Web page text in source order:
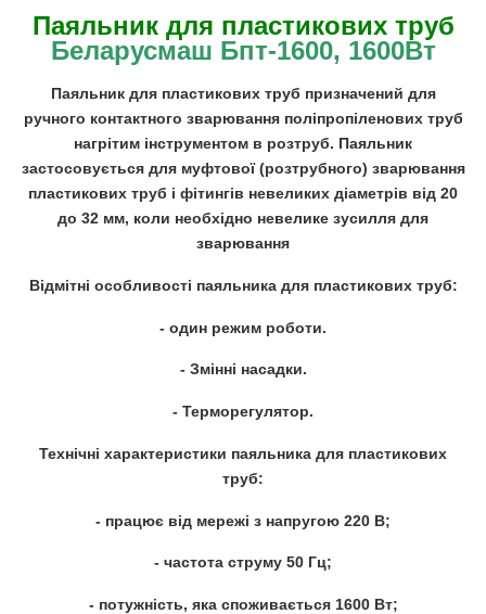
Паяльник для пластикових труб
Беларусмаш Бпт-1600, 1600Вт
Паяльник для пластикових труб призначений для
ручного контактного зварювання поліпропіленових труб
нагрітим інструментом в розтруб. Паяльник
застосовується для муфтової (розтрубного) зварювання
пластикових труб і фітингів невеликих діаметрів від 20
до 32 мм, коли необхідно невелике зусилля для
зварювання
Відмітні особливості паяльника для пластикових труб:
- один режим роботи.
- Змінні насадки.
- Терморегулятор.
Технічні характеристики паяльника для пластикових
труб:
- працює від мережі з напругою 220 В;
- частота струму 50 Гц;
- потужність, яка споживається 1600 Вт;